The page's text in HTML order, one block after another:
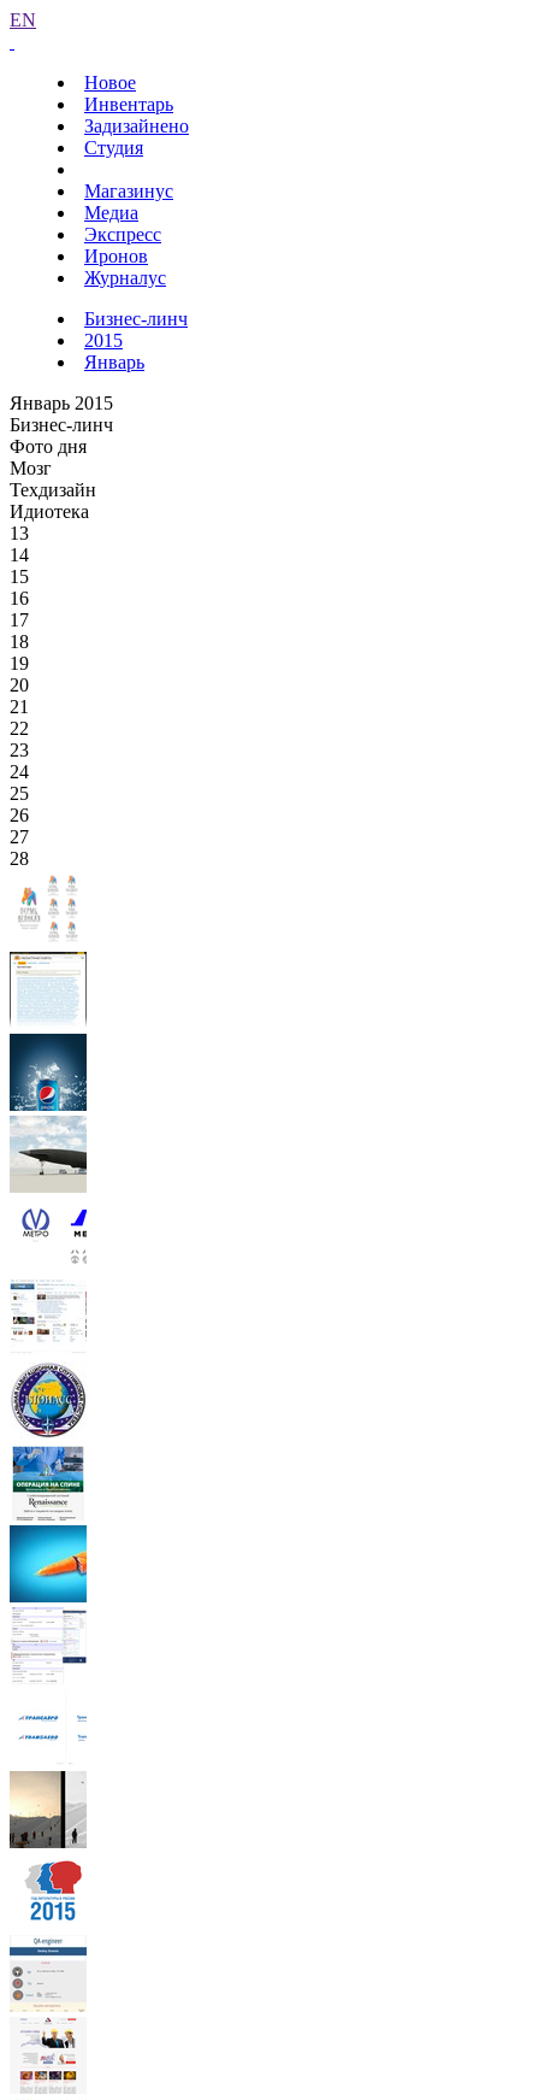
EN
Новое
Инвентарь
Задизайнено
Студия
Магазинус
Медиа
Экспресс
Иронов
Журналус
Бизнес-линч
2015
Январь
Январь 2015
Бизнес-линч
Фото дня
Мозг
Техдизайн
Идиотека
13
14
15
16
17
18
19
20
21
22
23
24
25
26
27
28